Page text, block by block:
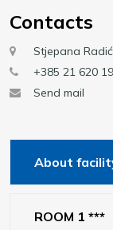
Contacts
Stjepana
+385 21 620
Send mail
About
ROOM 1 ***